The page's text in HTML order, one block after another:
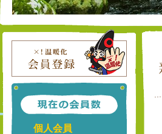
個人会員